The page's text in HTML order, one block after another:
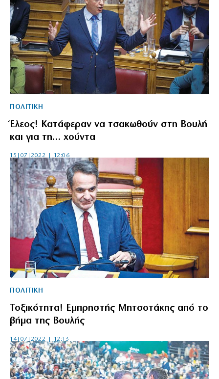
ΠΟΛΙΤΙΚΗ
Έλεος! Κατάφεραν να τσακωθούν στη Βουλή
και για τη… χούντα
15|07|2022 | 12:06
ΠΟΛΙΤΙΚΗ
Τοξικότητα! Εμπρηστής Μητσοτάκης από το
βήμα της Βουλής
14|07|2022 | 12:13